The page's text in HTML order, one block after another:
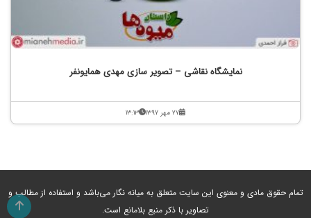
نمایشگاه نقاشی – تصویر سازی مهدی همایونفر
۲۷ مهر ۱۳۹۷ ۱۳:۱۳
تمام حقوق مادی و معنوی این سایت متعلق به میانه نگار می‌باشد و استفاده از مطالب و
تصاویر با ذکر منبع بلامانع است.